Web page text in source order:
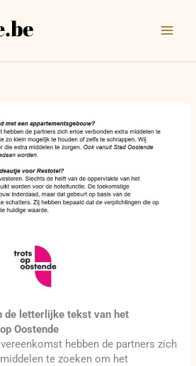
de letterlijke tekst van het
Oostende
hebben de partners zich
te zoeken om het